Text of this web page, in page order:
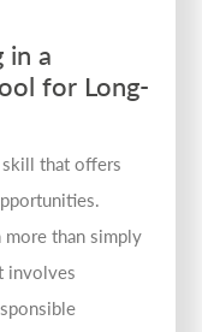
in a
for Long-
that offers
more than simply
involves